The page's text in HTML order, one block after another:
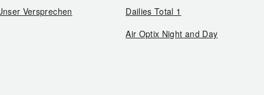
Versprechen
Dailies Total 1
Air Optix Night and Day